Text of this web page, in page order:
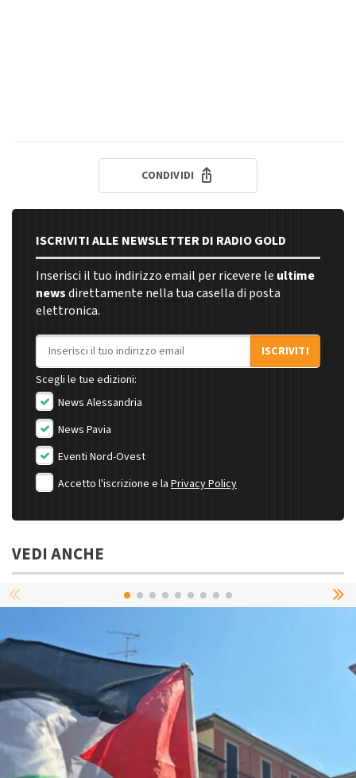
CONDIVIDI
ISCRIVITI ALLE NEWSLETTER DI RADIO GOLD
Inserisci il tuo indirizzo email per ricevere le ultime
newsdirettamente nella tua casella di posta
elettronica.
Indirizzo email
ISCRIVITI
Scegli le tue edizioni:
News Alessandria
News Pavia
Eventi Nord-Ovest
Accetto l'iscrizione e la Privacy Policy
VEDI ANCHE